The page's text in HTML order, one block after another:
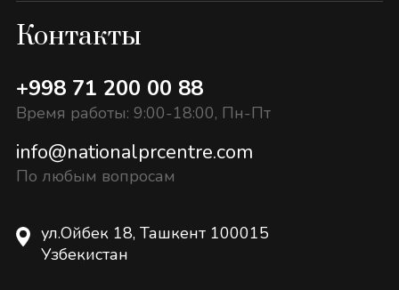
Контакты
+998 71 200 00 88
Время работы: 9:00-18:00, Пн-Пт
info@nationalprcentre.com
По любым вопросам
ул.Ойбек 18, Ташкент 100015
Узбекистан